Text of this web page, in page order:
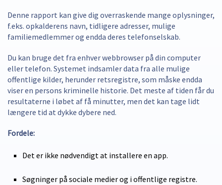
Denne rapport kan give dig overraskende mange oplysninger,
f.eks. opkalderens navn, tidligere adresser, mulige
familiemedlemmer og endda deres telefonselskab.
Du kan bruge det fra enhver webbrowser på din computer
eller telefon. Systemet indsamler data fra alle mulige
offentlige kilder, herunder retsregistre, som måske endda
viser en persons kriminelle historie. Det meste af tiden får du
resultaterne i løbet af få minutter, men det kan tage lidt
længere tid at dykke dybere ned.
Fordele:
Det er ikke nødvendigt at installere en app.
Søgninger på sociale medier og i offentlige registre.